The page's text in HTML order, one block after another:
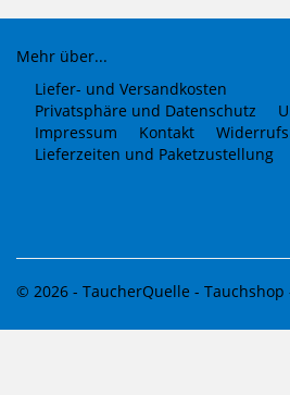
Mehr über...
Liefer- und Versandkosten
Privatsphäre und Datenschutz
Impressum
Kontakt
Lieferzeiten und Paketzustellung
© 2026 - TaucherQuelle -